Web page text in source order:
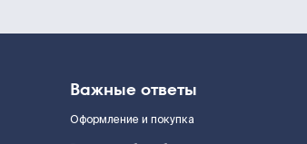
Важные ответы
Оформление и покупка